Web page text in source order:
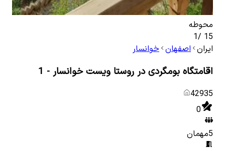
محوطه
15
/
1
ایران اصفهان خوانسار
اقامتگاه بومگردی در روستا ویست خوانسار - 1
42935
0
5مهمان